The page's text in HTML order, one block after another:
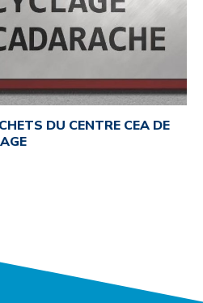
DU CENTRE CEA DE